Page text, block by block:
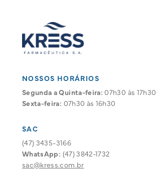
NOSSOS HORÁRIOS
Segunda a Quinta-feira: 07h30 às 17h30
Sexta-feira: 07h30 às 16h30
SAC
(47) 3435-3166
WhatsApp: (47) 3842-1732
sac@kress.com.br